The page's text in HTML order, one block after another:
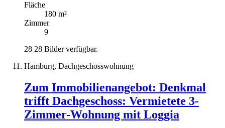
Fläche
180 m²
Zimmer
9
28 28 Bilder verfügbar.
Hamburg, Dachgeschosswohnung
Zum Immobilienangebot: Denkmal
trifft Dachgeschoss: Vermietete 3-
Zimmer-Wohnung mit Loggia